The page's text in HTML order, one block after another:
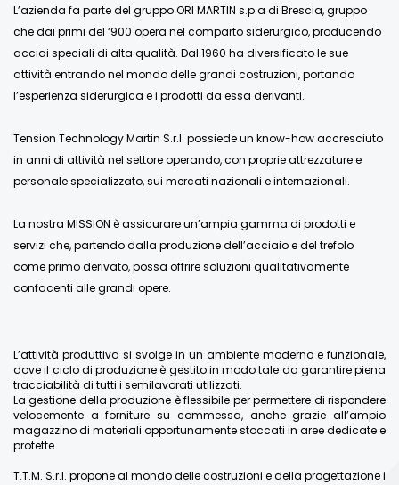
L’azienda fa parte del gruppo ORI MARTIN s.p.a di Brescia, gruppo
che dai primi del ‘900 opera nel comparto siderurgico, producendo
acciai speciali di alta qualità. Dal 1960 ha diversificato le sue
attività entrando nel mondo delle grandi costruzioni, portando
l’esperienza siderurgica e i prodotti da essa derivanti.
Tension Technology Martin S.r.l. possiede un know-how accresciuto
in anni di attività nel settore operando, con proprie attrezzature e
personale specializzato, sui mercati nazionali e internazionali.
La nostra MISSION è assicurare un’ampia gamma di prodotti e
servizi che, partendo dalla produzione dell’acciaio e del trefolo
come primo derivato, possa offrire soluzioni qualitativamente
confacenti alle grandi opere.
L’attività produttiva si svolge in un ambiente moderno e funzionale,
dove il ciclo di produzione è gestito in modo tale da garantire piena
tracciabilità di tutti i semilavorati utilizzati.
La gestione della produzione è flessibile per permettere di rispondere
velocemente a forniture su commessa, anche grazie all’ampio
magazzino di materiali opportunamente stoccati in aree dedicate e
protette.
T.T.M. S.r.l. propone al mondo delle costruzioni e della progettazione i